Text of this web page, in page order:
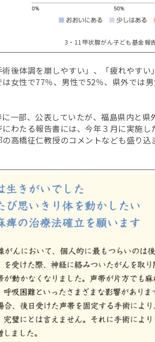
3・11甲状腺がん子ども基金報
後体調を崩しやすい」、「疲れやす
女性で77％、男性で52％、県外では
一部、公表していたが、福島県内と
わたる報告書には、今年３月に実施
の高橋征仁教授のコメントなども盛り